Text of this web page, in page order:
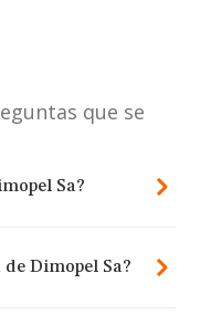
que se
Sa?
Dimopel Sa?